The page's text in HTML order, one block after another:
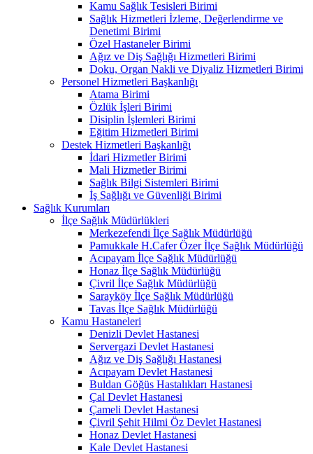
Kamu Sağlık Tesisleri Birimi
Sağlık Hizmetleri İzleme, Değerlendirme ve
Denetimi Birimi
Özel Hastaneler Birimi
Ağız ve Diş Sağlığı Hizmetleri Birimi
Doku, Organ Nakli ve Diyaliz Hizmetleri Birimi
Personel Hizmetleri Başkanlığı
Atama Birimi
Özlük İşleri Birimi
Disiplin İşlemleri Birimi
Eğitim Hizmetleri Birimi
Destek Hizmetleri Başkanlığı
İdari Hizmetler Birimi
Mali Hizmetler Birimi
Sağlık Bilgi Sistemleri Birimi
İş Sağlığı ve Güvenliği Birimi
Sağlık Kurumları
İlçe Sağlık Müdürlükleri
Merkezefendi İlçe Sağlık Müdürlüğü
Pamukkale H.Cafer Özer İlçe Sağlık Müdürlüğü
Acıpayam İlçe Sağlık Müdürlüğü
Honaz İlçe Sağlık Müdürlüğü
Çivril İlçe Sağlık Müdürlüğü
Sarayköy İlçe Sağlık Müdürlüğü
Tavas İlçe Sağlık Müdürlüğü
Kamu Hastaneleri
Denizli Devlet Hastanesi
Servergazi Devlet Hastanesi
Ağız ve Diş Sağlığı Hastanesi
Acıpayam Devlet Hastanesi
Buldan Göğüs Hastalıkları Hastanesi
Çal Devlet Hastanesi
Çameli Devlet Hastanesi
Çivril Şehit Hilmi Öz Devlet Hastanesi
Honaz Devlet Hastanesi
Kale Devlet Hastanesi